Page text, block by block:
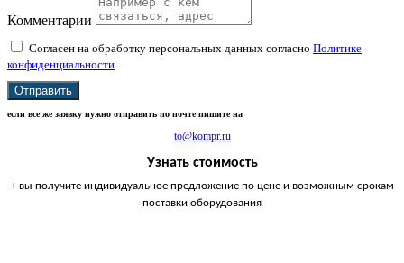
Комментарии
Согласен на обработку персональных данных согласно Политике
конфиденциальности.
Отправить
если все же заявку нужно отправить по почте пишите на
to@kompr.ru
Узнать стоимость
+ вы получите индивидуальное предложение по цене и возможным срокам
поставки оборудования